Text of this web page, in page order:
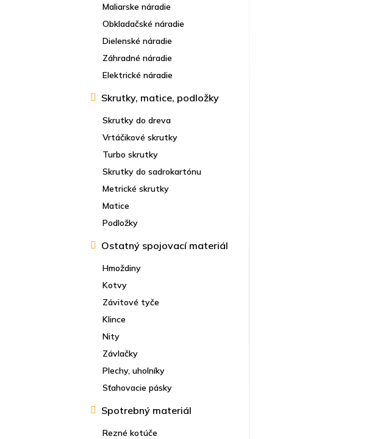
Maliarske náradie
Obkladačské náradie
Dielenské náradie
Záhradné náradie
Elektrické náradie
Skrutky, matice, podložky
Skrutky do dreva
Vrtáčikové skrutky
Turbo skrutky
Skrutky do sadrokartónu
Metrické skrutky
Matice
Podložky
Ostatný spojovací materiál
Hmoždiny
Kotvy
Závitové tyče
Klince
Nity
Závlačky
Plechy, uholníky
Sťahovacie pásky
Spotrebný materiál
Rezné kotúče